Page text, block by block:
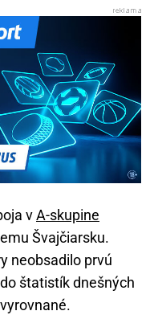
vA-skupine
Švajčiarsku.
neobsadilo prvú
štatistík dnešných